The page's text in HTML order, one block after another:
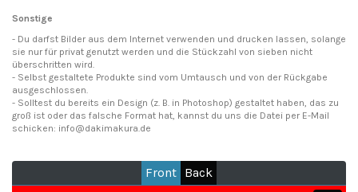
Sonstige
- Du darfst Bilder aus dem Internet verwenden und drucken lassen, solange
sie nur für privat genutzt werden und die Stückzahl von sieben nicht
überschritten wird.
- Selbst gestaltete Produkte sind vom Umtausch und von der Rückgabe
ausgeschlossen.
- Solltest du bereits ein Design (z. B. in Photoshop) gestaltet haben, das zu
groß ist oder das falsche Format hat, kannst du uns die Datei per E-Mail
schicken: info@dakimakura.de
Front Back